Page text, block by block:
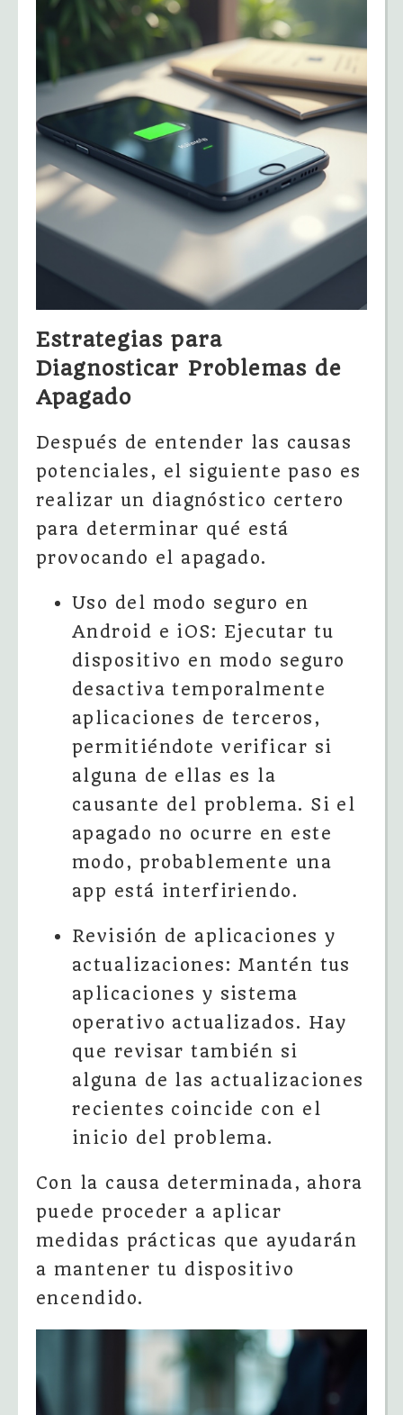
Estrategias para
Diagnosticar Problemas de
Apagado
Después de entender las causas
potenciales, el siguiente paso es
realizar un diagnóstico certero
para determinar qué está
provocando el apagado.
Uso del modo seguro en
Android e iOS: Ejecutar tu
dispositivo en modo seguro
desactiva temporalmente
aplicaciones de terceros,
permitiéndote verificar si
alguna de ellas es la
causante del problema. Si el
apagado no ocurre en este
modo, probablemente una
app está interfiriendo.
Revisión de aplicaciones y
actualizaciones: Mantén tus
aplicaciones y sistema
operativo actualizados. Hay
que revisar también si
alguna de las actualizaciones
recientes coincide con el
inicio del problema.
Con la causa determinada, ahora
puede proceder a aplicar
medidas prácticas que ayudarán
a mantener tu dispositivo
encendido.